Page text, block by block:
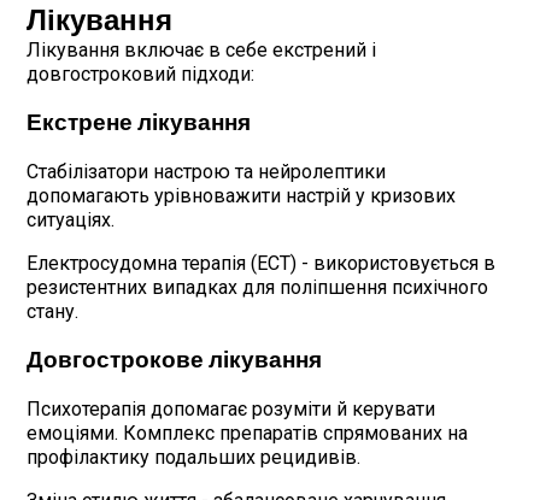
Лікування
Лікування включає в себе екстрений і
довгостроковий підходи:
Екстрене лікування
Стабілізатори настрою та нейролептики
допомагають урівноважити настрій у кризових
ситуаціях.
Електросудомна терапія (ЕСТ) - використовується в
резистентних випадках для поліпшення психічного
стану.
Довгострокове лікування
Психотерапія допомагає розуміти й керувати
емоціями. Комплекс препаратів спрямованих на
профілактику подальших рецидивів.